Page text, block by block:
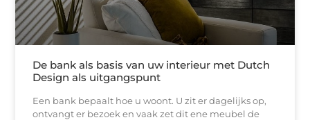
De bank als basis van uw interieur met Dutch
Design als uitgangspunt
Een bank bepaalt hoe u woont. U zit er dagelijks op,
ontvangt er bezoek en vaak zet dit ene meubel de